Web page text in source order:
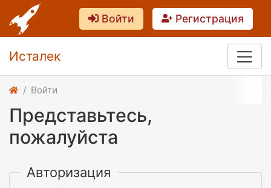
Войти Регистрация
Исталек
Войти
Представьтесь,
пожалуйста
Авторизация